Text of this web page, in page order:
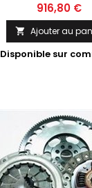
Prix
916,80 €
 Ajouter au
Disponible sur